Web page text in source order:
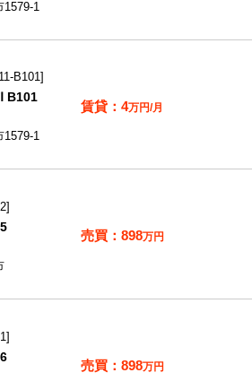
1579-1
B101
B101
1579-1
4万円/月
898万円
898万円